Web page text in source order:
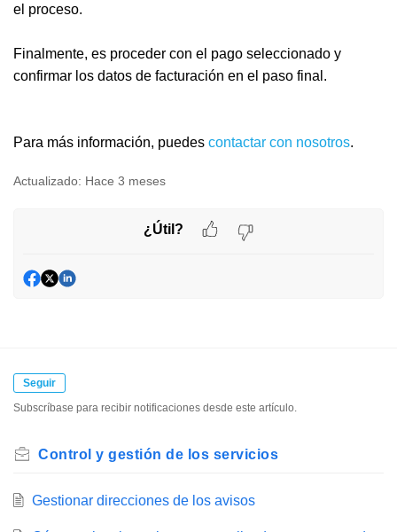
el proceso.
Finalmente, es proceder con el pago seleccionado y
confirmar los datos de facturación en el paso final.
Para más información, puedes contactar con nosotros.
Actualizado: Hace 3 meses
¿Útil?
Seguir
Subscríbase para recibir notificaciones desde este artículo.
Control y gestión de los servicios
Gestionar direcciones de los avisos